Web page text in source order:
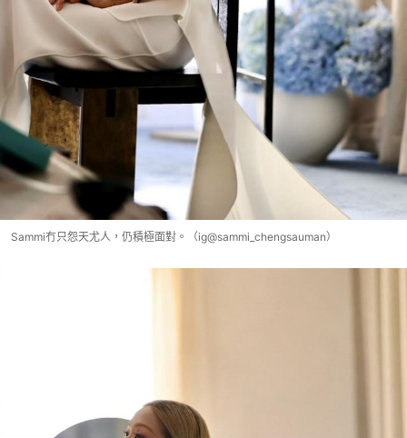
Sammi冇只怨天尤人，仍積極面對。（ig@sammi_chengsauman）